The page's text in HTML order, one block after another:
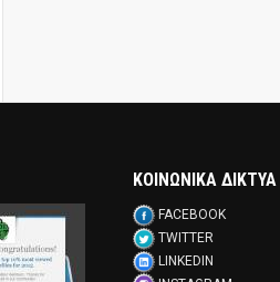
ΚΟΙΝΩΝΙΚΑ ΔΙΚΤΥΑ
FACEBOOK
TWITTER
LINKEDIN